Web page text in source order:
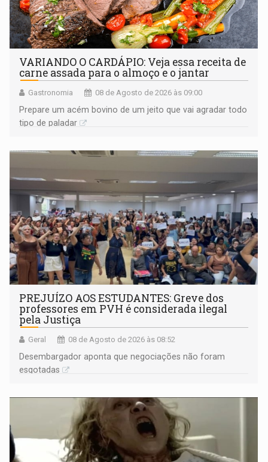
VARIANDO O CARDÁPIO: Veja essa receita de
carne assada para o almoço e o jantar
Gastronomia 08 de Agosto de 2026 às 09:00
Prepare um acém bovino de um jeito que vai agradar todo
tipo de paladar
PREJUÍZO AOS ESTUDANTES: Greve dos
professores em PVH é considerada ilegal
pela Justiça
Geral 08 de Agosto de 2026 às 08:52
Desembargador aponta que negociações não foram
esgotadas